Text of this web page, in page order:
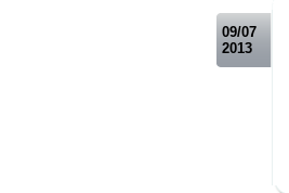
09/07
2013